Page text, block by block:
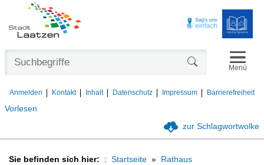
Vorlesen
Anmelden Kontakt Inhalt Datenschutz Impressum Barrierefreiheit
Menü
zur Schlagwortwolke
Sie befinden sich hier: Startseite Rathaus